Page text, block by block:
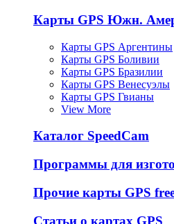
Карты GPS Южн.
Карты GPS Аргентины
Карты GPS Боливии
Карты GPS Бразилии
Карты GPS Венесуэлы
Карты GPS Гвианы
View More
Каталог SpeedCam
Программы для
Прочие карты GPS
Статьи о картах GPS